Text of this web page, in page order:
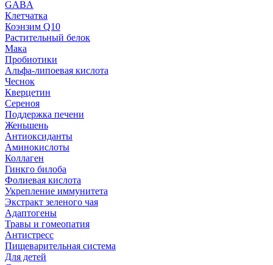
GABA
Клетчатка
Коэнзим Q10
Растительный белок
Мака
Пробиотики
Альфа-липоевая кислота
Чеснок
Кверцетин
Сереноя
Поддержка печени
Женьшень
Антиоксиданты
Аминокислоты
Коллаген
Гинкго билоба
Фолиевая кислота
Укрепление иммунитета
Экстракт зеленого чая
Адаптогены
Травы и гомеопатия
Антистресс
Пищеварительная система
Для детей